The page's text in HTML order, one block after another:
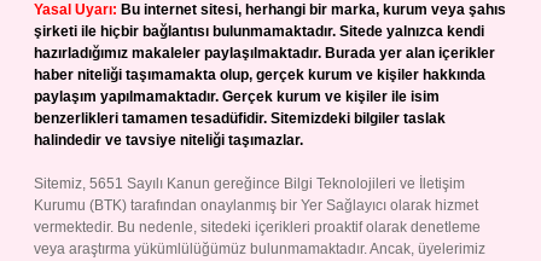
Yasal Uyarı: Bu internet sitesi, herhangi bir marka, kurum veya şahıs
şirketi ile hiçbir bağlantısı bulunmamaktadır. Sitede yalnızca kendi
hazırladığımız makaleler paylaşılmaktadır. Burada yer alan içerikler
haber niteliği taşımamakta olup, gerçek kurum ve kişiler hakkında
paylaşım yapılmamaktadır. Gerçek kurum ve kişiler ile isim
benzerlikleri tamamen tesadüfidir. Sitemizdeki bilgiler taslak
halindedir ve tavsiye niteliği taşımazlar.
Sitemiz, 5651 Sayılı Kanun gereğince Bilgi Teknolojileri ve İletişim
Kurumu (BTK) tarafından onaylanmış bir Yer Sağlayıcı olarak hizmet
vermektedir. Bu nedenle, sitedeki içerikleri proaktif olarak denetleme
veya araştırma yükümlülüğümüz bulunmamaktadır. Ancak, üyelerimiz